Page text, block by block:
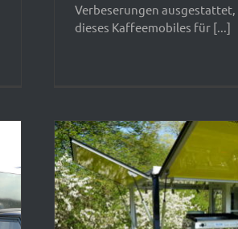
Verbeserungen ausgestattet,
dieses Kaffeemobiles für [...]